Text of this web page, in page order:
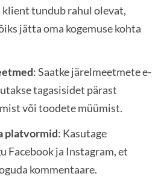
tundub rahul olevat,
jätta oma kogemuse kohta
: Saatke järelmeetmete e-
tagasisidet pärast
või toodete müümist.
platvormid: Kasutage
Facebook ja Instagram, et
kommentaare.